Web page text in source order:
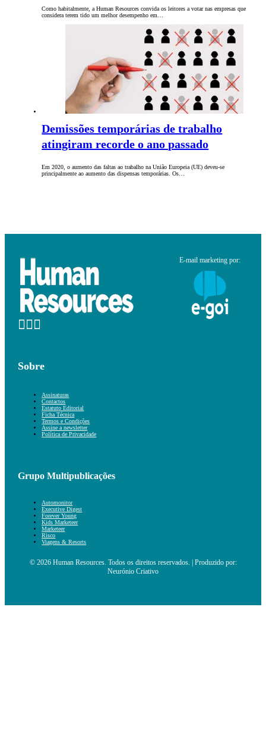
Como habitalmente, a Human Resources convida os leitores a votar nas empresas que
considera terem tido um melhor desempenho em…
Demissões temporárias de trabalho
atingiram recorde o ano passado
Em 2020, o aumento das faltas ao trabalho na União Europeia (UE) deveu-se
principalmente ao aumento das dispensas temporárias. Os…
E-mail marketing por:
Sobre
Assinaturas
Contactos
Estatuto Editorial
Ficha Técnica
Termos e Condições
Assine a newsletter
Política de Privacidade
Grupo Multipublicações
Automonitor
Executive Digest
Forever Young
Kids Marketeer
Marketeer
Risco
Viagens & Resorts
© 2026 Human Resources. Todos os direitos reservados. | Produzido por:
Neurónio Criativo